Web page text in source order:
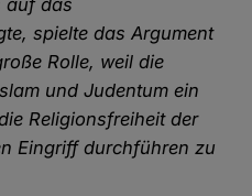
auf das
spielte das Argument
Rolle, weil die
und Judentum ein
Religionsfreiheit der
Eingriff durchführen zu